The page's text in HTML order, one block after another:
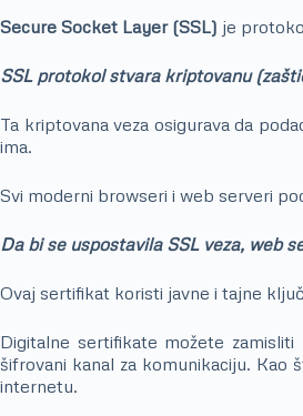
Secure Socket Layer (SSL) je
SSL protokol stvara kriptovanu
Ta kriptovana veza osigurava da
ima.
Svi moderni browseri i web serveri
Da bi se uspostavila SSL veza, web
Ovaj sertifikat koristi javne i tajne
Digitalne sertifikate možete
šifrovani kanal za komunikaciju.
internetu.